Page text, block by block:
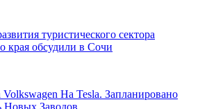
туристического сектора
края обсудили в Сочи
На Tesla. Запланировано
Новых Заводов